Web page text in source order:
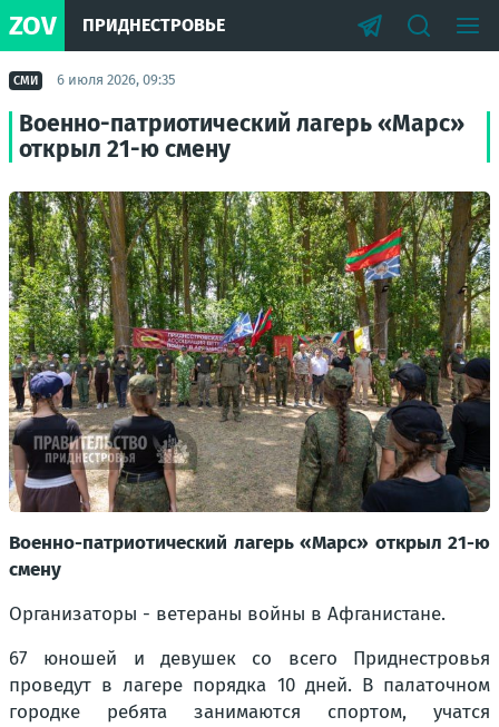
ZOV ПРИДНЕСТРОВЬЕ
СМИ 6 июля 2026, 09:35
Военно-патриотический лагерь «Марс»
открыл 21-ю смену
Военно-патриотический лагерь «Марс» открыл 21-ю
смену
Организаторы - ветераны войны в Афганистане.
67 юношей и девушек со всего Приднестровья
проведут в лагере порядка 10 дней. В палаточном
городке ребята занимаются спортом, учатся